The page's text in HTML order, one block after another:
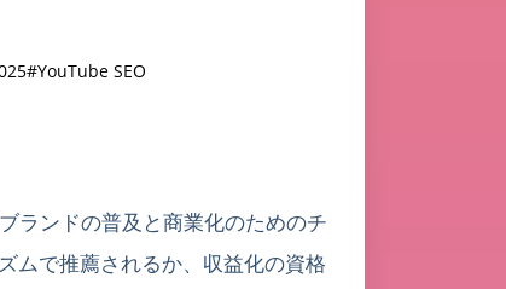
#YouTube SEO
ランドの普及と商業化のためのチ
ムで推薦されるか、収益化の資格